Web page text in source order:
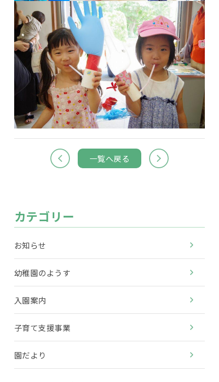
一覧へ戻る
カテゴリー
お知らせ
幼稚園のようす
入園案内
子育て支援事業
園だより